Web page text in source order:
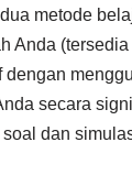
metode
Anda
secara
dan